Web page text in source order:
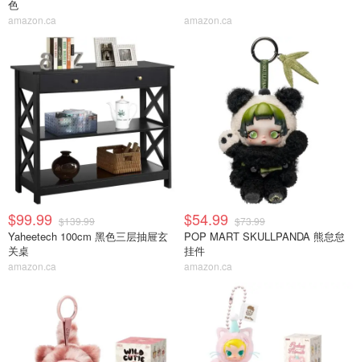
色
amazon.ca amazon.ca
$99.99 $139.99
Yaheetech 100cm 黑色三层抽屉玄
关桌
amazon.ca
$54.99 $73.99
POP MART SKULLPANDA 熊怠怠
挂件
amazon.ca